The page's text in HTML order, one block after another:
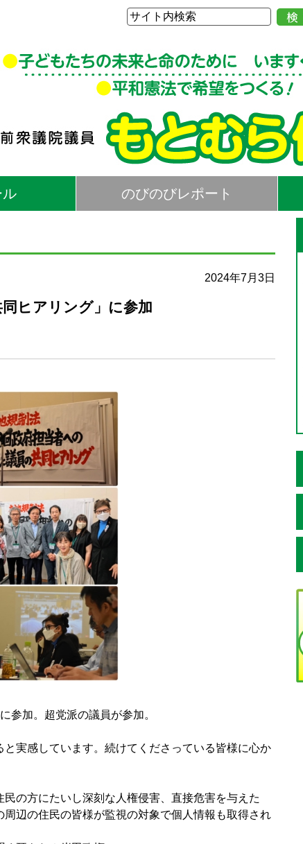
ル のびのびレポート
2024年7月3日
同ヒアリング」に参加
参加。超党派の議員が参加。
実感しています。続けてくださっている皆様に心か
の方にたいし深刻な人権侵害、直接危害を与えた
辺の住民の皆様が監視の対象で個人情報も取得され